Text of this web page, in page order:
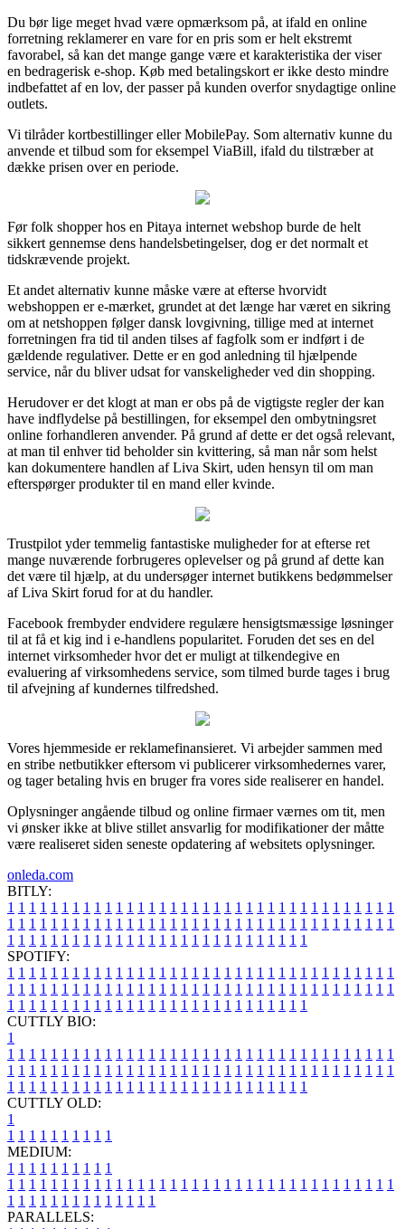
Du bør lige meget hvad være opmærksom på, at ifald en online
forretning reklamerer en vare for en pris som er helt ekstremt
favorabel, så kan det mange gange være et karakteristika der viser
en bedragerisk e-shop. Køb med betalingskort er ikke desto mindre
indbefattet af en lov, der passer på kunden overfor snydagtige online
outlets.
Vi tilråder kortbestillinger eller MobilePay. Som alternativ kunne du
anvende et tilbud som for eksempel ViaBill, ifald du tilstræber at
dække prisen over en periode.
Før folk shopper hos en Pitaya internet webshop burde de helt
sikkert gennemse dens handelsbetingelser, dog er det normalt et
tidskrævende projekt.
Et andet alternativ kunne måske være at efterse hvorvidt
webshoppen er e-mærket, grundet at det længe har været en sikring
om at netshoppen følger dansk lovgivning, tillige med at internet
forretningen fra tid til anden tilses af fagfolk som er indført i de
gældende regulativer. Dette er en god anledning til hjælpende
service, når du bliver udsat for vanskeligheder ved din shopping.
Herudover er det klogt at man er obs på de vigtigste regler der kan
have indflydelse på bestillingen, for eksempel den ombytningsret
online forhandleren anvender. På grund af dette er det også relevant,
at man til enhver tid beholder sin kvittering, så man når som helst
kan dokumentere handlen af Liva Skirt, uden hensyn til om man
efterspørger produkter til en mand eller kvinde.
Trustpilot yder temmelig fantastiske muligheder for at efterse ret
mange nuværende forbrugeres oplevelser og på grund af dette kan
det være til hjælp, at du undersøger internet butikkens bedømmelser
af Liva Skirt forud for at du handler.
Facebook frembyder endvidere regulære hensigtsmæssige løsninger
til at få et kig ind i e-handlens popularitet. Foruden det ses en del
internet virksomheder hvor det er muligt at tilkendegive en
evaluering af virksomhedens service, som tilmed burde tages i brug
til afvejning af kundernes tilfredshed.
Vores hjemmeside er reklamefinansieret. Vi arbejder sammen med
en stribe netbutikker eftersom vi publicerer virksomhedernes varer,
og tager betaling hvis en bruger fra vores side realiserer en handel.
Oplysninger angående tilbud og online firmaer værnes om tit, men
vi ønsker ikke at blive stillet ansvarlig for modifikationer der måtte
være realiseret siden seneste opdatering af websitets oplysninger.
onleda.com
BITLY:
1 1 1 1 1 1 1 1 1 1 1 1 1 1 1 1 1 1 1 1 1 1 1 1 1 1 1 1 1 1 1 1 1 1 1 1
1 1 1 1 1 1 1 1 1 1 1 1 1 1 1 1 1 1 1 1 1 1 1 1 1 1 1 1 1 1 1 1 1 1 1 1
1 1 1 1 1 1 1 1 1 1 1 1 1 1 1 1 1 1 1 1 1 1 1 1 1 1 1 1
SPOTIFY:
1 1 1 1 1 1 1 1 1 1 1 1 1 1 1 1 1 1 1 1 1 1 1 1 1 1 1 1 1 1 1 1 1 1 1 1
1 1 1 1 1 1 1 1 1 1 1 1 1 1 1 1 1 1 1 1 1 1 1 1 1 1 1 1 1 1 1 1 1 1 1 1
1 1 1 1 1 1 1 1 1 1 1 1 1 1 1 1 1 1 1 1 1 1 1 1 1 1 1 1
CUTTLY BIO:
1
1 1 1 1 1 1 1 1 1 1 1 1 1 1 1 1 1 1 1 1 1 1 1 1 1 1 1 1 1 1 1 1 1 1 1 1
1 1 1 1 1 1 1 1 1 1 1 1 1 1 1 1 1 1 1 1 1 1 1 1 1 1 1 1 1 1 1 1 1 1 1 1
1 1 1 1 1 1 1 1 1 1 1 1 1 1 1 1 1 1 1 1 1 1 1 1 1 1 1 1
CUTTLY OLD:
1
1 1 1 1 1 1 1 1 1 1
MEDIUM:
1 1 1 1 1 1 1 1 1 1
1 1 1 1 1 1 1 1 1 1 1 1 1 1 1 1 1 1 1 1 1 1 1 1 1 1 1 1 1 1 1 1 1 1 1 1
1 1 1 1 1 1 1 1 1 1 1 1 1 1
PARALLELS: